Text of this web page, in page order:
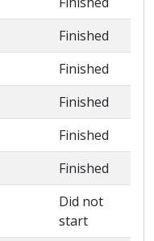
Finished
Finished
Finished
Finished
Finished
Did not
start